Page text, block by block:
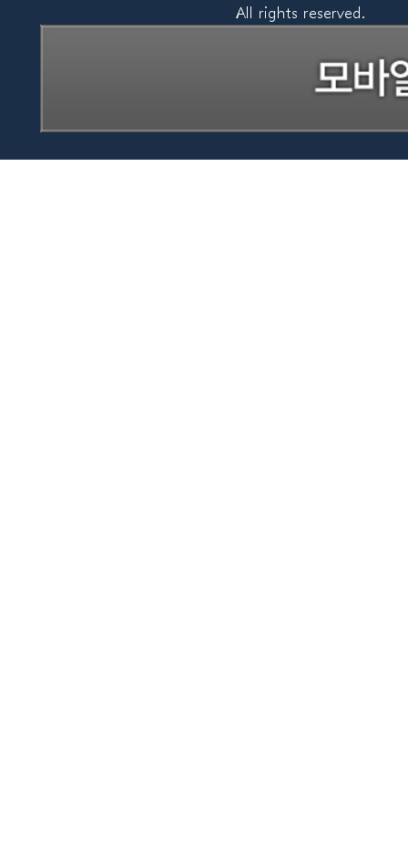
All rights reserved.